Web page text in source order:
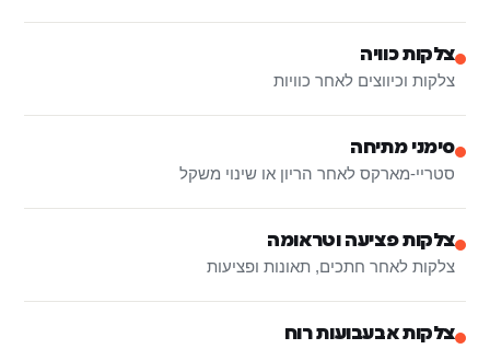
צלקות כוויה
צלקות וכיווצים לאחר כוויות
סימני מתיחה
סטריי-מארקס לאחר הריון או שינוי משקל
צלקות פציעה וטראומה
צלקות לאחר חתכים, תאונות ופציעות
צלקות אבעבועות רוח